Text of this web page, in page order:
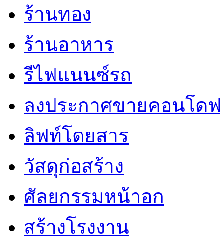
ร้านทอง
ร้านอาหาร
รีไฟแนนซ์รถ
ลงประกาศขายคอนโด
ลิฟท์โดยสาร
วัสดุก่อสร้าง
ศัลยกรรมหน้าอก
สร้างโรงงาน